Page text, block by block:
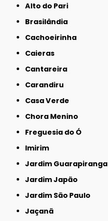
Alto do Pari
Brasilândia
Cachoeirinha
Caieras
Cantareira
Carandiru
Casa Verde
Chora Menino
Freguesia do Ó
Imirim
Jardim Guarapiranga
Jardim Japão
Jardim São Paulo
Jaçanã